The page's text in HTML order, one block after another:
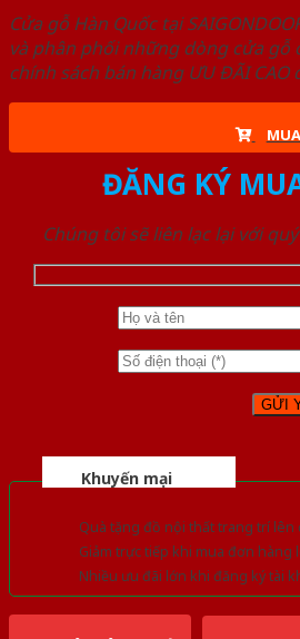
Cửa gỗ Hàn Quốc tại
và phân phối những dòng cửa gỗ
chính sách bán hàng ƯU ĐÃI
ĐĂNG KÝ
Chúng tôi sẽ liên lạc lại với
Khuyến mại
Quà tặng đồ nội thất trang trí lên
Giảm trực tiếp khi mua đơn hàng
Nhiều ưu đãi lớn khi đăng ký tài